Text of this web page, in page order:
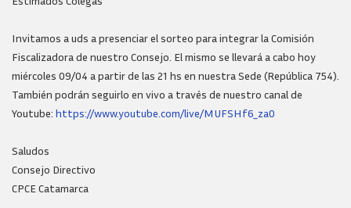
Invitamos a uds a presenciar el sorteo para integrar la Comisión
Fiscalizadora de nuestro Consejo. El mismo se llevará a cabo hoy
miércoles 09/04 a partir de las 21 hs en nuestra Sede (República 754).
También podrán seguirlo en vivo a través de nuestro canal de
Youtube: https://www.youtube.com/live/MUFSHf6_za0
Saludos
Consejo Directivo
CPCE Catamarca